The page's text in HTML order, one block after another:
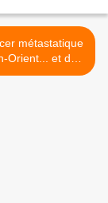
métastatique
Orient... et de
l'Humanité ? >